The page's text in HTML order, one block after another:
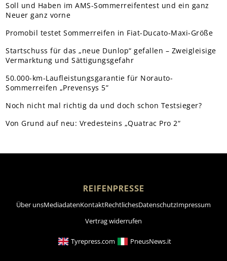
Soll und Haben im AMS-Sommerreifentest und ein ganz
Neuer ganz vorne
Promobil testet Sommerreifen in Fiat-Ducato-Maxi-Größe
Startschuss für das „neue Dunlop“ gefallen – Zweigleisige
Vermarktung und Sättigungsgefahr
50.000-km-Laufleistungsgarantie für Norauto-
Sommerreifen „Prevensys 5”
Noch nicht mal richtig da und doch schon Testsieger?
Von Grund auf neu: Vredesteins „Quatrac Pro 2“
REIFENPRESSE
Über unsMediadatenKontaktRechtlichesDatenschutzImpressum
Vertrag widerrufen
Tyrepress.com PneusNews.it